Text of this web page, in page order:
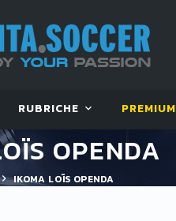
RUBRICHE PREMIUM
OPENDA
IKOMA LOÏS OPENDA